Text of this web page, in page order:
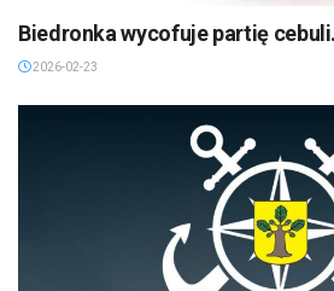
Biedronka wycofuje partię
2026-02-23